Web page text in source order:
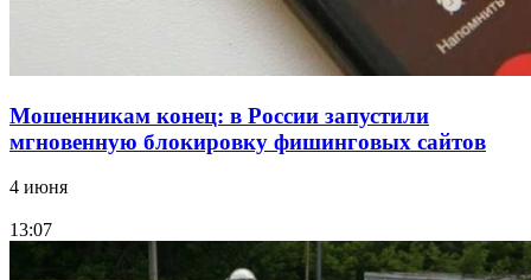
Мошенникам конец: в России запустили
мгновенную блокировку фишинговых сайтов
4 июня
13:07